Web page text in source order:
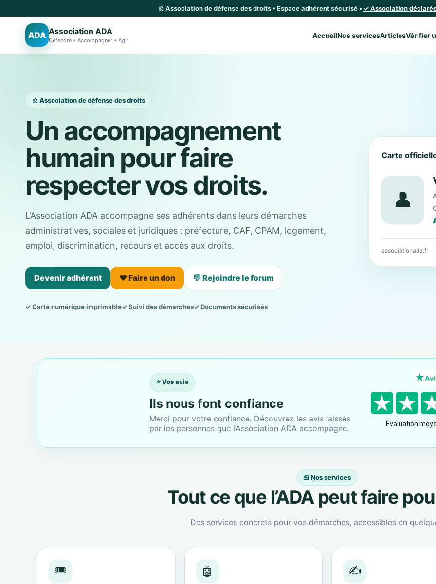
⚖️ Association de défense des droits • Espace adhérent sécurisé • ✓ Association
ADA Association ADA
Défendre • Accompagner • Agir
AccueilNos servicesArticlesVérifier
⚖️ Association de défense des droits
Un accompagnement
humain pour faire
respecter vos droits.
L’Association ADA accompagne ses adhérents dans leurs démarches
administratives, sociales et juridiques : préfecture, CAF, CPAM, logement,
emploi, discrimination, recours et accès aux droits.
Devenir adhérent ❤️ Faire un don 💬 Rejoindre le forum
✓ Carte numérique imprimable✓ Suivi des démarches✓ Documents sécurisés
Carte
👤
associationada.fr
⭐ Vos avis
Ils nous font confiance
Merci pour votre confiance. Découvrez les avis laissés
par les personnes que l’Association ADA accompagne.
🧰 Nos services
Tout ce que l’ADA peut faire
Des services concrets pour vos démarches, accessibles en
🎟️ 🤖 ✍️